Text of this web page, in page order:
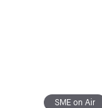
SME on Air